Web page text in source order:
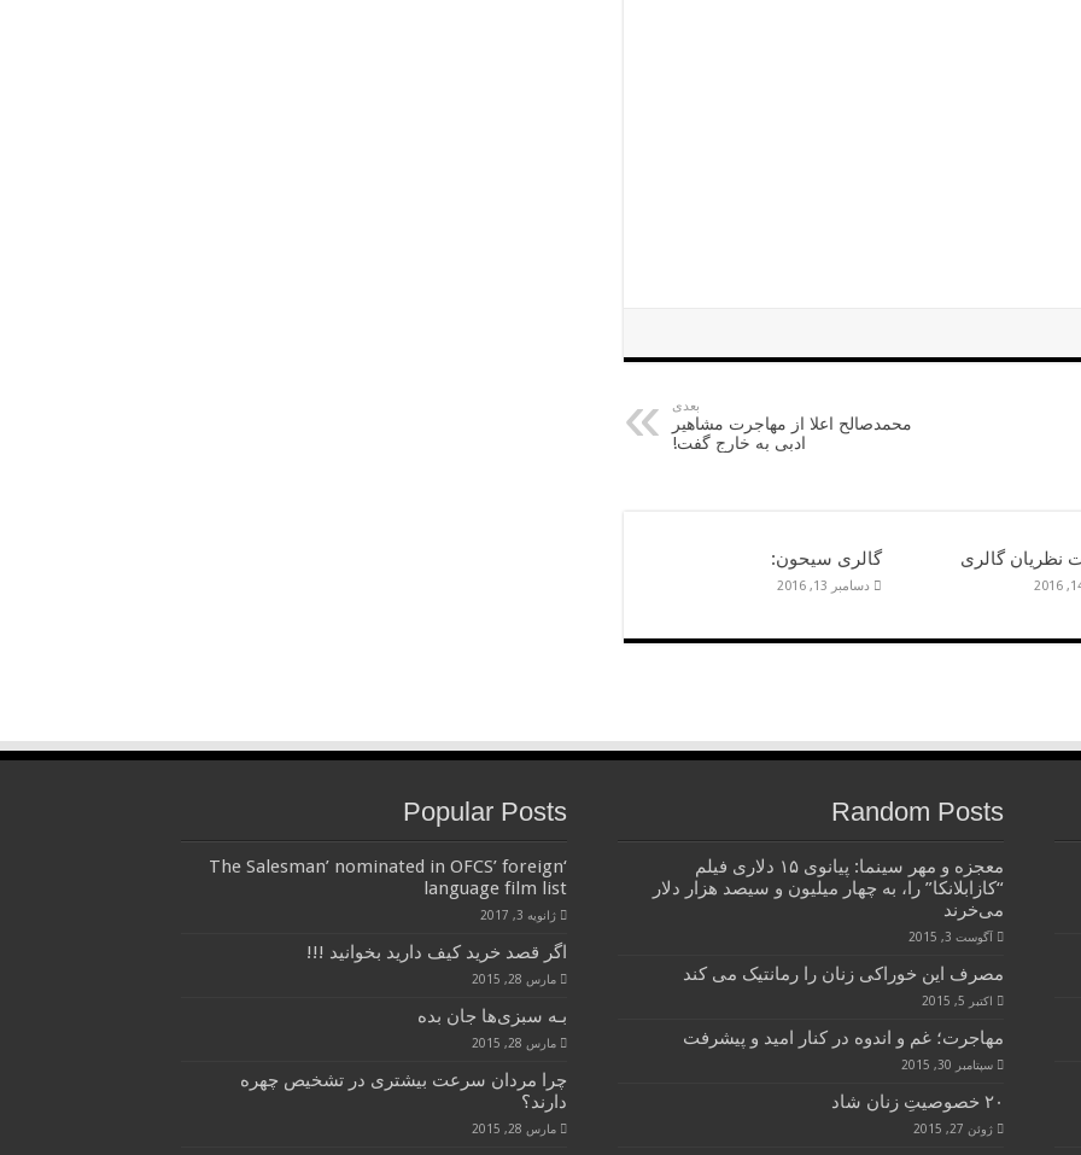
بعدی
محمدصالح اعلا از مهاجرت مشاهیر
ادبی به خارج گفت!
نظريان گالرى گالرى سيحون:
دسامبر 13, 2016
Random Posts
معجزه و مهر سینما: پیانوی ۱۵ دلاری فیلم
“کازابلانکا” را، به چهار میلیون و سیصد هزار دلار
می‌خرند
آگوست 3, 2015
مصرف این خوراکی زنان را رمانتیک می کند
اکتبر 5, 2015
مهاجرت؛ غم و اندوه در کنار امید و پیشرفت
سپتامبر 30, 2015
۲۰ خصوصیتِ زنان شاد
ژوئن 27, 2015
Popular Posts
‘The Salesman’ nominated in OFCS’ foreign
language film list
ژانویه 3, 2017
اگر قصد خرید کیف دارید بخوانید !!!
مارس 28, 2015
بـه سبزی‌ها جان بده
مارس 28, 2015
چرا مردان سرعت بیشتری در تشخیص چهره
دارند؟
مارس 28, 2015